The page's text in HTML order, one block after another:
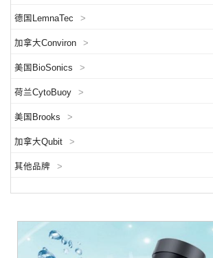
德国LemnaTec >
加拿大Conviron >
美国BioSonics >
荷兰CytoBuoy >
美国Brooks >
加拿大Qubit >
其他品牌 >